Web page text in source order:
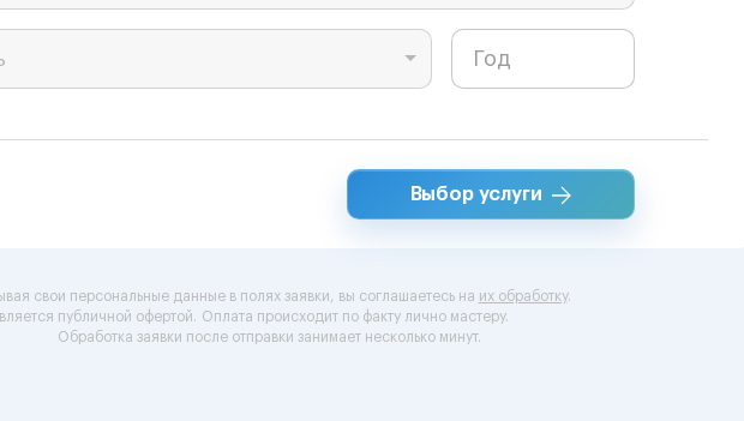
Выбор услуги
свои персональные данные в полях заявки, вы соглашаетесь на их обработку.
публичной офертой. Оплата происходит по факту лично мастеру.
Обработка заявки после отправки занимает несколько минут.